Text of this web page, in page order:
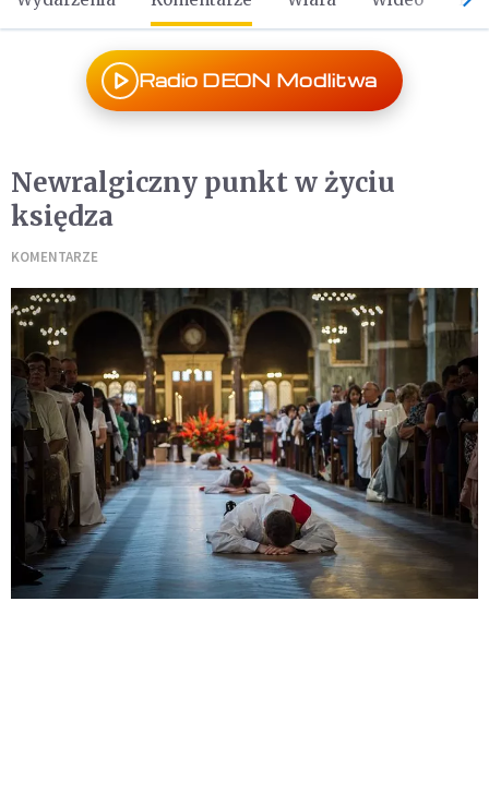
Radio DEON Modlitwa
Newralgiczny punkt w życiu
księdza
KOMENTARZE